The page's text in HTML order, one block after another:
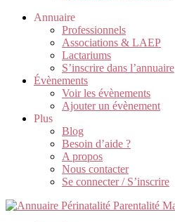
Annuaire
Professionnels
Associations & LAEP
Lactariums
S’inscrire dans l’annuaire
Évènements
Voir les évènements
Ajouter un évènement
Plus
Blog
Besoin d’aide ?
A propos
Nous contacter
Se connecter / S’inscrire